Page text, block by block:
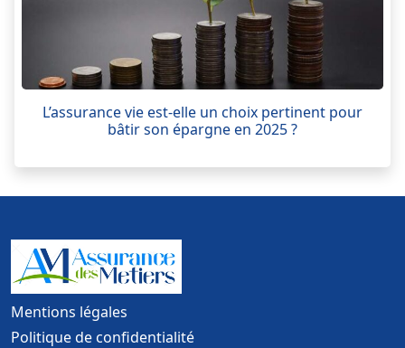
L’assurance vie est-elle un choix pertinent pour
bâtir son épargne en 2025 ?
Mentions légales
Politique de confidentialité